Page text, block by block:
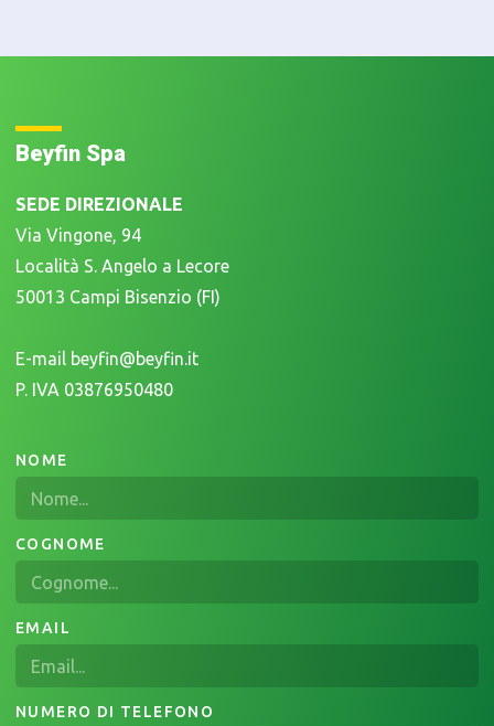
Beyfin Spa
SEDE DIREZIONALE
Via Vingone, 94
Località S. Angelo a Lecore
50013 Campi Bisenzio (FI)
E-mail beyfin@beyfin.it
P. IVA 03876950480
NOME
COGNOME
EMAIL
NUMERO DI TELEFONO